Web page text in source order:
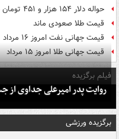
حواله دلار ۱۵۴ هزار و ۴۵۱ تومان شد
قیمت طلا صعودی ماند
قیمت جهانی نفت امروز ۱۶ مرداد
قیمت جهانی طلا امروز ۱۵ مرداد
فیلم برگزیده
روایت پدر امیرعلی جداوی
برگزیده ورزشی